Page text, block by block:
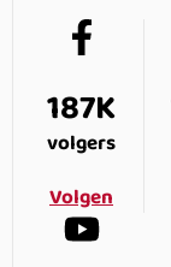
187K
volgers
Volgen